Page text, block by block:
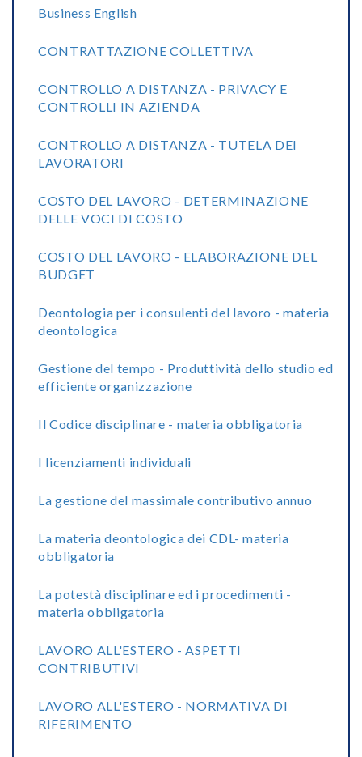
Business English
CONTRATTAZIONE COLLETTIVA
CONTROLLO A DISTANZA - PRIVACY E
CONTROLLI IN AZIENDA
CONTROLLO A DISTANZA - TUTELA DEI
LAVORATORI
COSTO DEL LAVORO - DETERMINAZIONE
DELLE VOCI DI COSTO
COSTO DEL LAVORO - ELABORAZIONE DEL
BUDGET
Deontologia per i consulenti del lavoro - materia
deontologica
Gestione del tempo - Produttività dello studio ed
efficiente organizzazione
Il Codice disciplinare - materia obbligatoria
I licenziamenti individuali
La gestione del massimale contributivo annuo
La materia deontologica dei CDL- materia
obbligatoria
La potestà disciplinare ed i procedimenti -
materia obbligatoria
LAVORO ALL'ESTERO - ASPETTI
CONTRIBUTIVI
LAVORO ALL'ESTERO - NORMATIVA DI
RIFERIMENTO